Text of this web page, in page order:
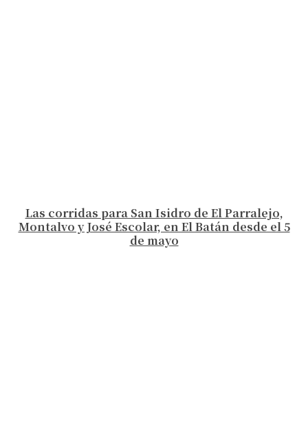
Las corridas para San Isidro de El Parralejo,
Montalvo y José Escolar, en El Batán desde el 5
de mayo